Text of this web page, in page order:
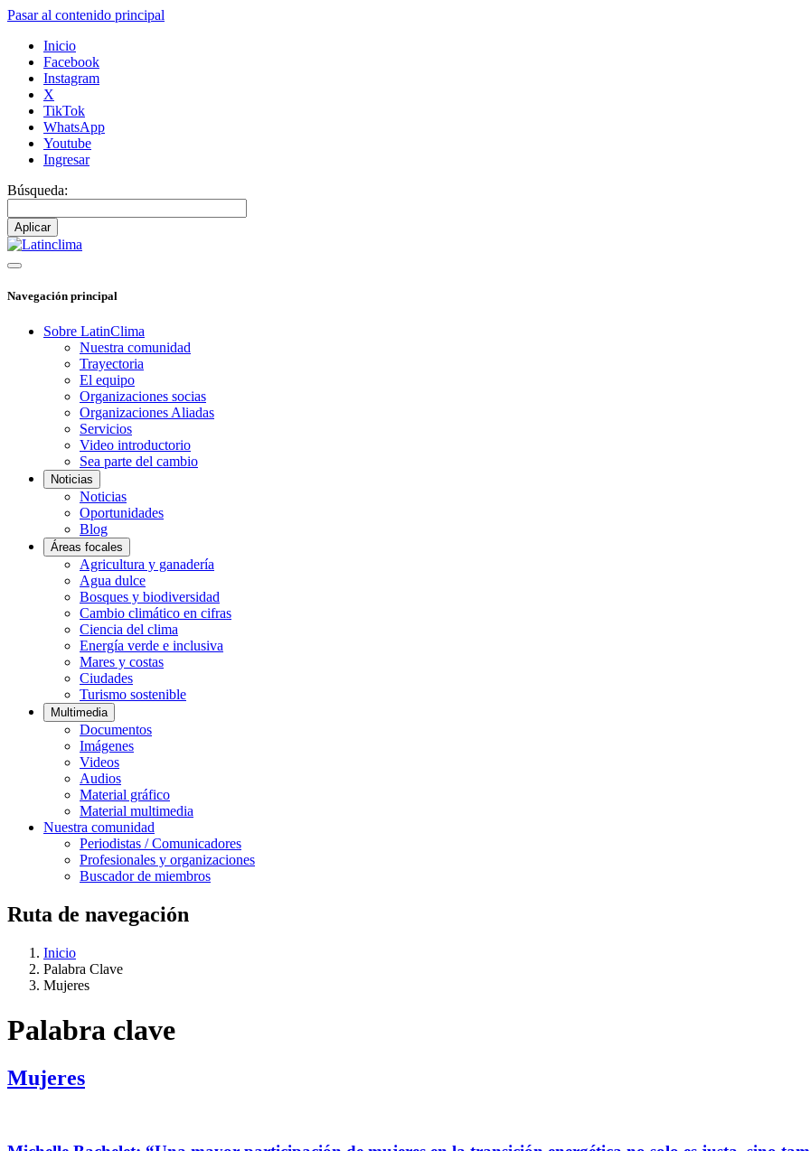
Pasar al contenido principal
Inicio
Facebook
Instagram
X
TikTok
WhatsApp
Youtube
Ingresar
Búsqueda:
Navegación principal
Sobre LatinClima
Nuestra comunidad
Trayectoria
El equipo
Organizaciones socias
Organizaciones Aliadas
Servicios
Video introductorio
Sea parte del cambio
Noticias
Noticias
Oportunidades
Blog
Áreas focales
Agricultura y ganadería
Agua dulce
Bosques y biodiversidad
Cambio climático en cifras
Ciencia del clima
Energía verde e inclusiva
Mares y costas
Ciudades
Turismo sostenible
Multimedia
Documentos
Imágenes
Videos
Audios
Material gráfico
Material multimedia
Nuestra comunidad
Periodistas / Comunicadores
Profesionales y organizaciones
Buscador de miembros
Ruta de navegación
Inicio
Palabra Clave
Mujeres
Palabra clave
Mujeres